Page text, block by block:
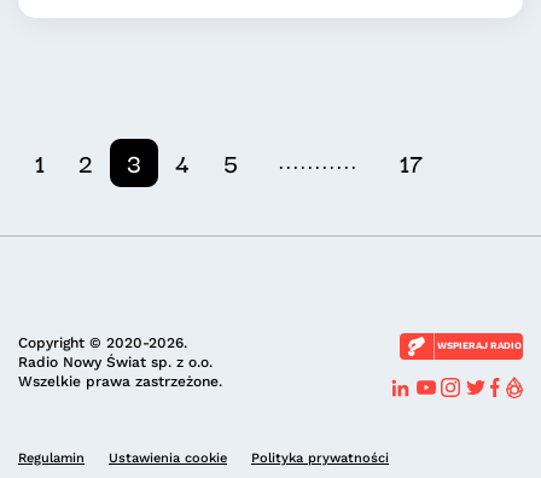
1 2 3 4 5 ........... 17
Copyright © 2020-2026.
Radio Nowy Świat sp. z o.o.
Wszelkie prawa zastrzeżone.
WSPIERAJ RADIO
Regulamin Ustawienia cookie Polityka prywatności